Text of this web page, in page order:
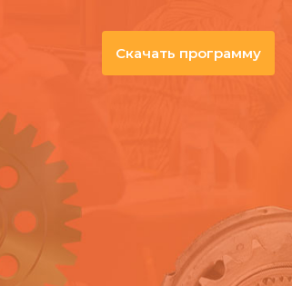
Скачать программу